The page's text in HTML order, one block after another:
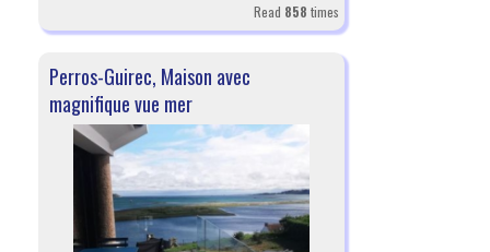
Read 858 times
Perros-Guirec, Maison avec
magnifique vue mer